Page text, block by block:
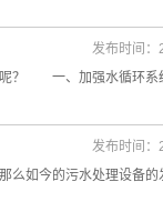
？ 一、加强水循环系
发布时间
么如今的污水处理设备
发布时间